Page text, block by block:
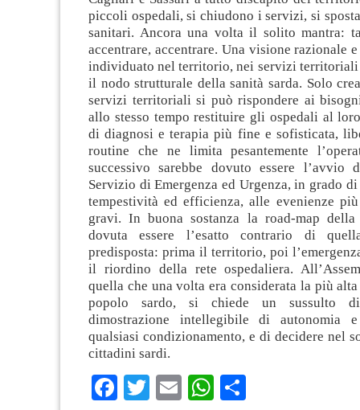
piccoli ospedali, si chiudono i servizi, si
sanitari. Ancora una volta il solito mantra:
accentrare, accentrare. Una visione razionale
individuato nel territorio, nei servizi territoriali
il nodo strutturale della sanità sarda. Solo
servizi territoriali si può rispondere ai
allo stesso tempo restituire gli ospedali al
di diagnosi e terapia più fine e sofisticata,
routine che ne limita pesantemente
successivo sarebbe dovuto essere l’avvio
Servizio di Emergenza ed Urgenza, in grado
tempestività ed efficienza, alle evenienze
gravi. In buona sostanza la road-map della
dovuta essere l’esatto contrario di
predisposta: prima il territorio, poi
il riordino della rete ospedaliera.
quella che una volta era considerata la più
popolo sardo, si chiede un sussulto
dimostrazione intellegibile di autonomia
qualsiasi condizionamento, e di decidere nel
cittadini sardi.
Facebook
TwitterEmailWhatsApp